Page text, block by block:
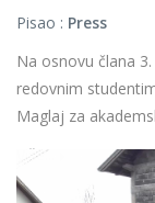
Pisao : Press
Na osnovu člana
redovnim
Maglaj za
Više...